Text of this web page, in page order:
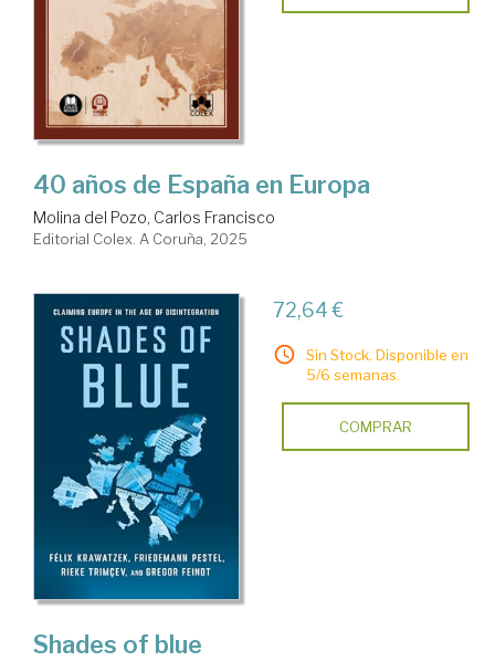
40 años de España en Europa
Molina del Pozo, Carlos Francisco
Editorial Colex. A Coruña, 2025
72,64 €
Sin Stock. Disponible en
5/6 semanas.
COMPRAR
Shades of blue